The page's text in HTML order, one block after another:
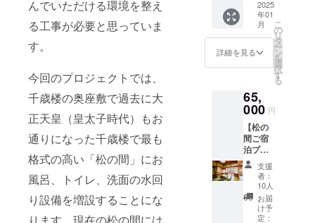
んでいただける環境を整え
る工事が必要と思っていま
す。
今回のプロジェクトでは、
千歳楼の奥座敷で過去に大
正天皇（皇太子時代）もお
通りになった千歳楼で最も
格式の高い「松の間」にお
風呂、トイレ、洗面の水回
り設備を増設することにな
ります。現在の松の間には
トバッ
グをお
求めく
ださ
い。
ポンの
薬膳
スープ
牛肉の
桑の実
アナグ
マの麻
婆豆腐
ご飯
白キク
ラゲ入
り杏仁
豆腐
こ
のメ
クダ
ミ、カ
キドオ
ギナ、
クロモ
ブキ
ジャコ
ウソウ
など
（発送
時の収
穫状況
で変更
の可能
性あり
ます。
何がお
ご用意
させて
いただ
※お飲
み物は
※養老町
の特産
品飛騨
牛や地
元の食
材をふ
んだん
に使用
したお
料理を
お楽し
部屋に
なりま
す ・ダ
イズの
ベッド
が2台あ
屋です
・夕食
と朝食
の2食を
ご用意
させて
いただ
きます
※お飲
み物は
含みま
（建物
が存在
する限
り）
・掲
■翠の間
ペア1泊
2日宿泊
券で
す。 ・
2名様ま
でご宿
泊可能
です（1
名様で
もご利
人名）
を記念
プレー
トにし
て松の
す。
備考欄
へ希望
名をご
記入く
ださい
（ご辞
退され
る場合
はその
旨ご記
入くだ
めお礼
のメー
ルを送
信させ
ていた
だきま
す。 ■
頂いた
皆様全
員のお
名前
（個人
名、法
人名）
を記念
プレー
トにし
て松の
間に飾
2025
年01
月
詳細を見る
こ
の
リ
タ
ー
ン
を
選
択
す
る
65,
000 円
【松の
間ご宿
泊プラ
ン（2名
様）】
■心から
の感謝
の気持
ちを込
支援
者：
10人
お届
け予
定：